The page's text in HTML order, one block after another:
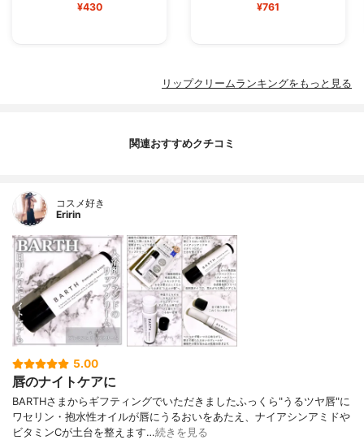
¥430 ¥761
リップクリームランキングをもっと見る
関連おすすめクチコミ
コスメ好き
Eririn
5.00
唇のナイトケアに
BARTHさまからギフティングでいただきましたふっくら"うるツヤ唇"に
ワセリン・抱水性オイルが唇にうるおいをあたえ、ナイアシンアミドや
ビタミンCが土台を整えます…続きを見る